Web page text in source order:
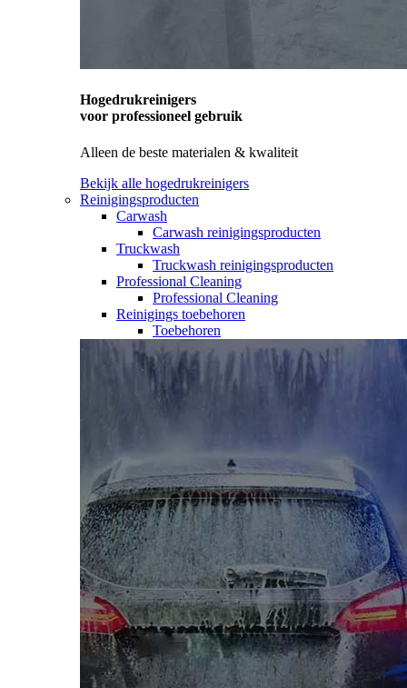
Hogedrukreinigers
voor professioneel gebruik
Alleen de beste materialen & kwaliteit
Bekijk alle hogedrukreinigers
Reinigingsproducten
Carwash
Carwash reinigingsproducten
Truckwash
Truckwash reinigingsproducten
Professional Cleaning
Professional Cleaning
Reinigings toebehoren
Toebehoren